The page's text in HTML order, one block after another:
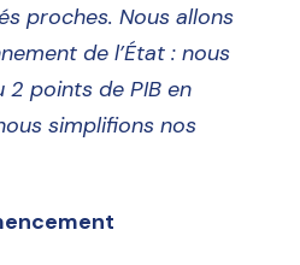
proches. Nous allons
de l’État : nous
2 points de PIB en
simplifions nos